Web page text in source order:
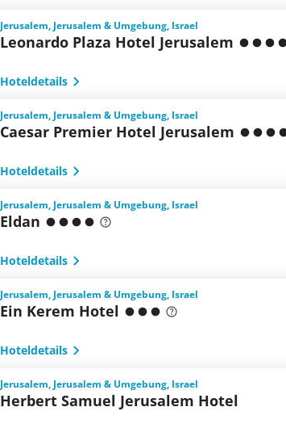
Jerusalem, Jerusalem & Umgebung, Israel
Leonardo Plaza Hotel Jerusalem
Hoteldetails
Jerusalem, Jerusalem & Umgebung, Israel
Caesar Premier Hotel Jerusalem
Hoteldetails
Jerusalem, Jerusalem & Umgebung, Israel
Eldan
Hoteldetails
Jerusalem, Jerusalem & Umgebung, Israel
Ein Kerem Hotel
Hoteldetails
Jerusalem, Jerusalem & Umgebung, Israel
Herbert Samuel Jerusalem Hotel